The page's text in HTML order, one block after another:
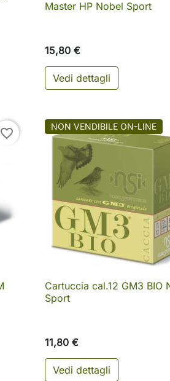
Master HP Nobel Sport
15,80 €
Vedi dettagli
favorite_border NON VENDIBILE ON-LINE
 Anteprima
Cartuccia cal.12 GM3 BIO
Sport
11,80 €
Vedi dettagli